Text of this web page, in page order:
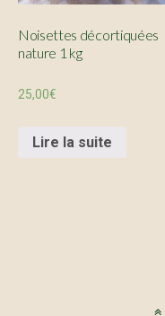
Noisettes décortiquées
nature 1 kg
25,00€
Lire la suite